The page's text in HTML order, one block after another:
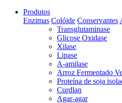
Produtos
Enzimas Colóide Conservantes
Transglutaminase
Glicose Oxidase
Xilase
Lipase
A-amilase
Arroz Fermentado
Proteína de soja
Curdlan
Agar-agar